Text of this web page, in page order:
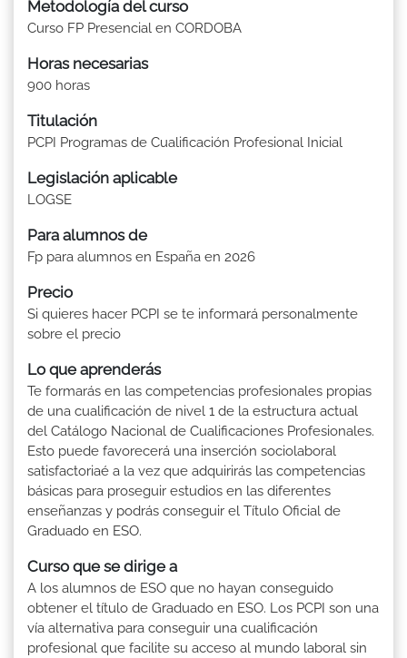
Metodología del curso
Curso FP Presencial en CORDOBA
Horas necesarias
900 horas
Titulación
PCPI Programas de Cualificación Profesional Inicial
Legislación aplicable
LOGSE
Para alumnos de
Fp para alumnos en España en 2026
Precio
Si quieres hacer PCPI se te informará personalmente
sobre el precio
Lo que aprenderás
Te formarás en las competencias profesionales propias
de una cualificación de nivel 1 de la estructura actual
del Catálogo Nacional de Cualificaciones Profesionales.
Esto puede favorecerá una inserción sociolaboral
satisfactoriaé a la vez que adquirirás las competencias
básicas para proseguir estudios en las diferentes
enseñanzas y podrás conseguir el Título Oficial de
Graduado en ESO.
Curso que se dirige a
A los alumnos de ESO que no hayan conseguido
obtener el título de Graduado en ESO. Los PCPI son una
vía alternativa para conseguir una cualificación
profesional que facilite su acceso al mundo laboral sin